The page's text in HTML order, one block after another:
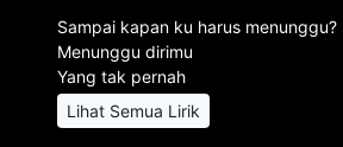
Sampai kapan ku harus menunggu?
Menunggu dirimu
Yang tak pernah
Lihat Semua Lirik